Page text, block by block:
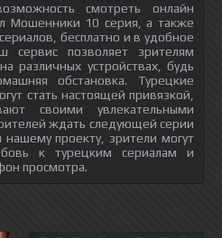
смотреть онлайн
Мошенники 10 серия, а также
бесплатно и в удобное
сервис позволяет зрителям
различных устройствах, будь
обстановка. Турецкие
стать настоящей привязкой,
своими увлекательными
ждать следующей серии
проекту, зрители могут
к турецким сериалам и
просмотра.